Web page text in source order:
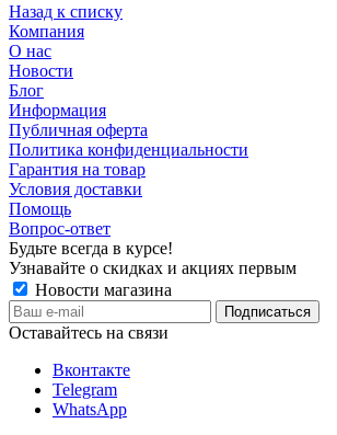
Назад к списку
Компания
О нас
Новости
Блог
Информация
Публичная оферта
Политика конфиденциальности
Гарантия на товар
Условия доставки
Помощь
Вопрос-ответ
Будьте всегда в курсе!
Узнавайте о скидках и акциях первым
Новости магазина
Оставайтесь на связи
Вконтакте
Telegram
WhatsApp